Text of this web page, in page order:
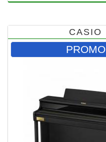
CASIO
PROMO